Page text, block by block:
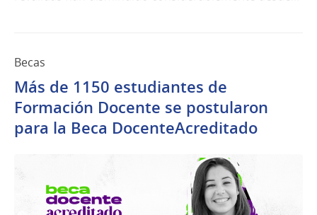
Becas
Más de 1150 estudiantes de
Formación Docente se postularon
para la Beca DocenteAcreditado